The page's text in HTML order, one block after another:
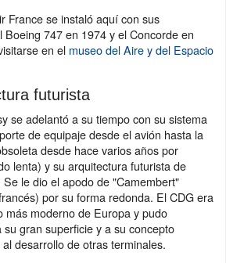
France se instaló aquí con sus
Boeing 747 en 1974 y el Concorde en
en el museo del Aire y del Espacio
futurista
se adelantó a su tiempo con su sistema
de equipaje desde el avión hasta la
desde hace varios años por
lenta) y su arquitectura futurista de
le dio el apodo de "Camembert"
por su forma redonda. El CDG era
más moderno de Europa y pudo
gran superficie y a su concepto
desarrollo de otras terminales.